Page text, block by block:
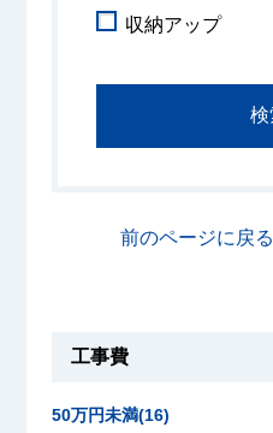
収納アップ
前のページに戻る
工事費
50万円未満(16)